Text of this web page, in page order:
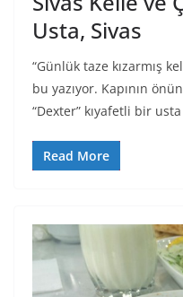
Usta, Sivas
“Günlük taze kızarmış
bu yazıyor. Kapının
“Dexter” kıyafetli bir
Read More